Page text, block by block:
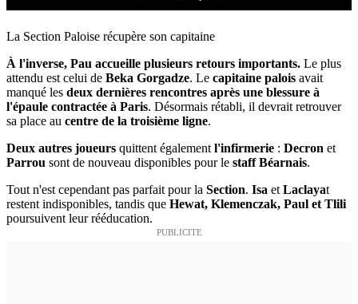
La Section Paloise récupère son capitaine
À l'inverse, Pau accueille plusieurs retours importants. Le plus
attendu est celui de Beka Gorgadze. Le capitaine palois avait
manqué les deux dernières rencontres après une blessure à
l'épaule contractée à Paris. Désormais rétabli, il devrait retrouver
sa place au centre de la troisième ligne.
Deux autres joueurs quittent également l'infirmerie : Decron et
Parrou sont de nouveau disponibles pour le staff Béarnais.
Tout n'est cependant pas parfait pour la Section. Isa et Laclayat
restent indisponibles, tandis que Hewat, Klemenczak, Paul et Tlili
poursuivent leur rééducation.